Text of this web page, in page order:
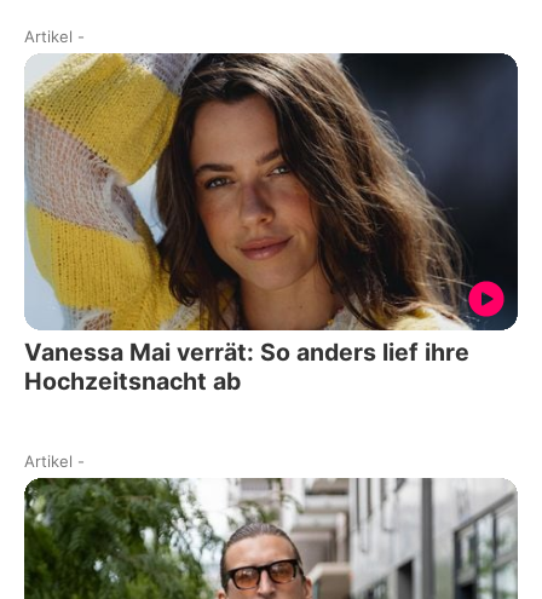
Artikel -
Vanessa Mai verrät: So anders lief ihre
Hochzeitsnacht ab
Artikel -